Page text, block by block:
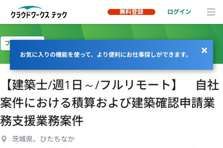
無料登録 ログイン
お気に入りの機能を使って、より便利にお仕事探しができます。
フルリモート
【建築士/週1日～/フルリモート】 自社
案件における積算および建築確認申請業
務支援業務案件
茨城県、ひたちなか